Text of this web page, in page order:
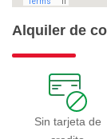
Alquiler de
Sin tarjeta de